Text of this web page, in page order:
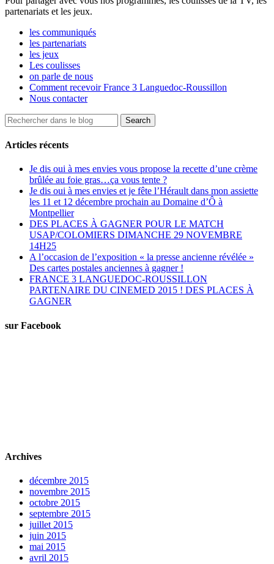
partenariats et les jeux.
les communiqués
les partenariats
les jeux
Les coulisses
on parle de nous
Comment recevoir France 3 Languedoc-Roussillon
Nous contacter
Articles récents
Je dis oui à mes envies vous propose la recette d’une crème
brûlée au foie gras…ça vous tente ?
Je dis oui à mes envies et je fête l’Hérault dans mon assiette
les 11 et 12 décembre prochain au Domaine d’Ô à
Montpellier
DES PLACES À GAGNER POUR LE MATCH
USAP/COLOMIERS DIMANCHE 29 NOVEMBRE
14H25
A l’occasion de l’exposition « la presse ancienne révélée »
Des cartes postales anciennes à gagner !
FRANCE 3 LANGUEDOC-ROUSSILLON
PARTENAIRE DU CINEMED 2015 ! DES PLACES À
GAGNER
sur Facebook
Archives
décembre 2015
novembre 2015
octobre 2015
septembre 2015
juillet 2015
juin 2015
mai 2015
avril 2015